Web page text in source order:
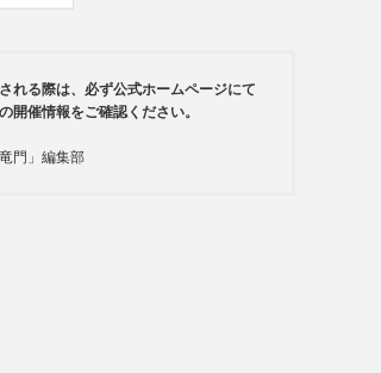
れる際は、必ず公式ホームページにて
開催情報をご確認ください。
竜門」編集部